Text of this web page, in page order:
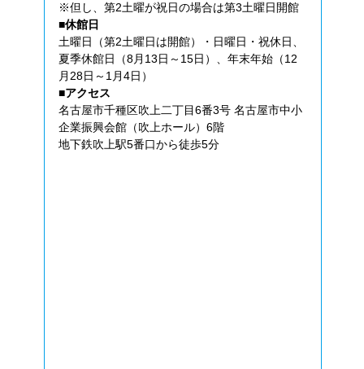
※但し、第2土曜が祝日の場合は第3土曜日開館
■休館日
土曜日（第2土曜日は開館）・日曜日・祝休日、
夏季休館日（8月13日～15日）、年末年始（12
月28日～1月4日）
■アクセス
名古屋市千種区吹上二丁目6番3号 名古屋市中小
企業振興会館（吹上ホール）6階
地下鉄吹上駅5番口から徒歩5分